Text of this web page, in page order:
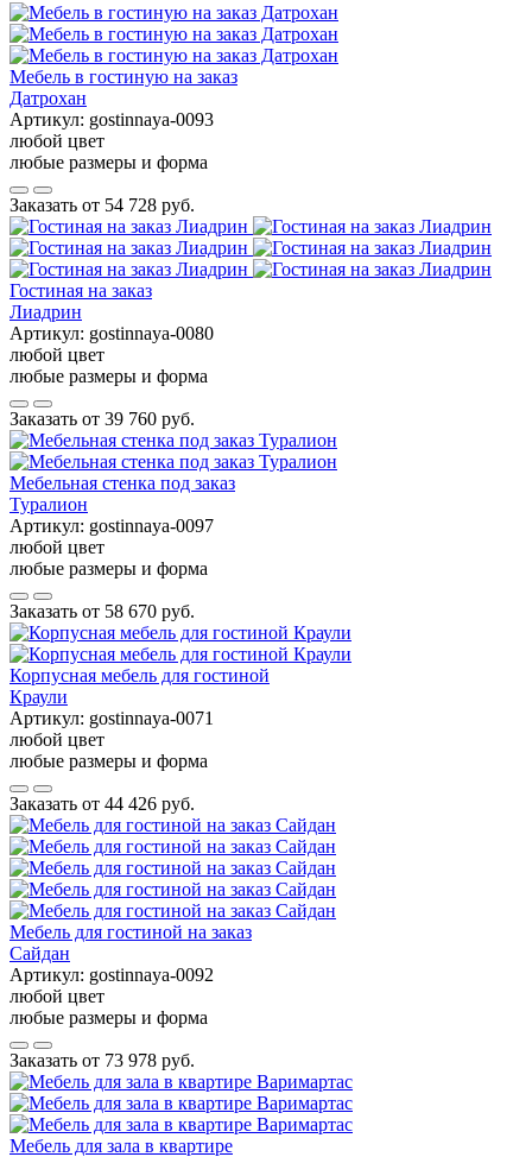
Мебель в гостиную на заказ
Датрохан
Артикул: gostinnaya-0093
любой цвет
любые размеры и форма
Заказать от 54 728 руб.
Гостиная на заказ
Лиадрин
Артикул: gostinnaya-0080
любой цвет
любые размеры и форма
Заказать от 39 760 руб.
Мебельная стенка под заказ
Туралион
Артикул: gostinnaya-0097
любой цвет
любые размеры и форма
Заказать от 58 670 руб.
Корпусная мебель для гостиной
Краули
Артикул: gostinnaya-0071
любой цвет
любые размеры и форма
Заказать от 44 426 руб.
Мебель для гостиной на заказ
Сайдан
Артикул: gostinnaya-0092
любой цвет
любые размеры и форма
Заказать от 73 978 руб.
Мебель для зала в квартире